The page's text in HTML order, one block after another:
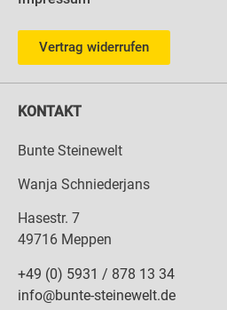
Vertrag widerrufen
KONTAKT
Bunte Steinewelt
Wanja Schniederjans
Hasestr. 7
49716 Meppen
+49 (0) 5931 / 878 13 34
info@bunte-steinewelt.de